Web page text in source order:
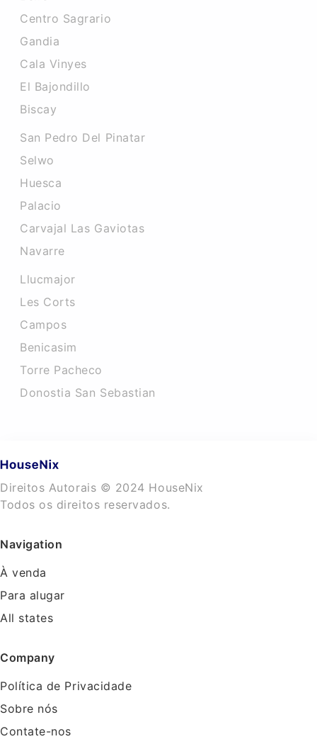
Centro Sagrario
Gandia
Cala Vinyes
El Bajondillo
Biscay
San Pedro Del Pinatar
Selwo
Huesca
Palacio
Carvajal Las Gaviotas
Navarre
Llucmajor
Les Corts
Campos
Benicasim
Torre Pacheco
Donostia San Sebastian
Direitos Autorais © 2024 HouseNix
Todos os direitos reservados.
Navigation
À venda
Para alugar
All states
Company
Política de Privacidade
Sobre nós
Contate-nos